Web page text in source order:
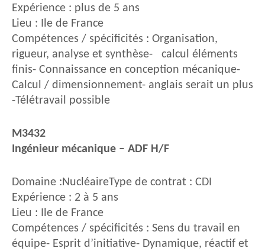
Expérience : plus de 5 ans
Lieu : Ile de France
Compétences / spécificités : Organisation,
rigueur, analyse et synthèse- calcul éléments
finis- Connaissance en conception mécanique-
Calcul / dimensionnement- anglais serait un plus
-Télétravail possible
M3432
Ingénieur mécanique – ADF H/F
Domaine :NucléaireType de contrat : CDI
Expérience : 2 à 5 ans
Lieu : Ile de France
Compétences / spécificités : Sens du travail en
équipe- Esprit d’initiative- Dynamique, réactif et